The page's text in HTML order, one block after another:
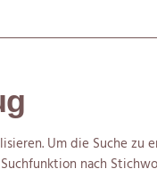
Um die Suche zu
nach